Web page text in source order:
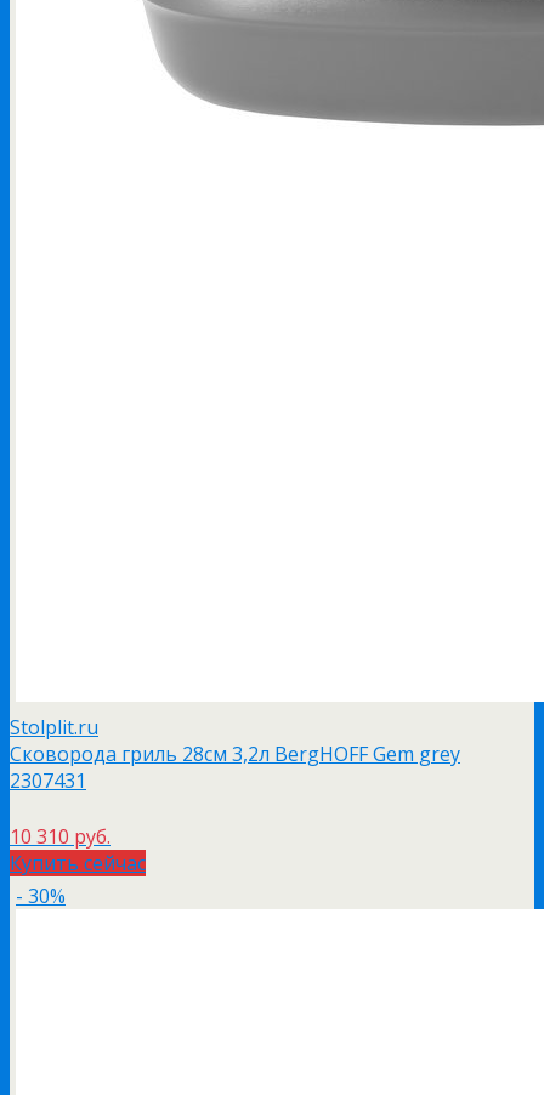
Stolplit.ru
Сковорода гриль 28см 3,2л BergHOFF Gem grey
2307431
10 310 руб.
Купить сейчас
- 30%